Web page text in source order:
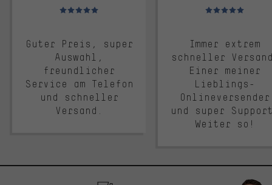
Bewertungen: 5 von 5
Guter Preis, super
Auswahl,
freundlicher
Service am Telefon
und schneller
Versand.
Bewertungen: 5 von 5
Immer extrem
schneller
Einer meiner
Lieblings-
Onlineversender
und super
Weiter so!